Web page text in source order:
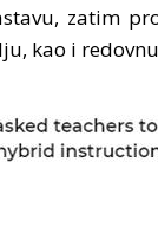
zatim
kao i